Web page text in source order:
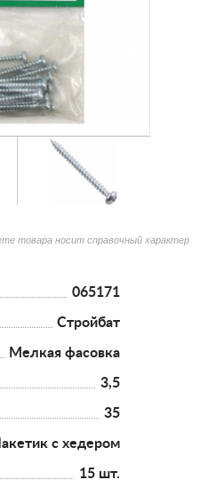
товара носит справочный характер
065171
Стройбат
Мелкая фасовка
3,5
35
с хедером
15 шт.